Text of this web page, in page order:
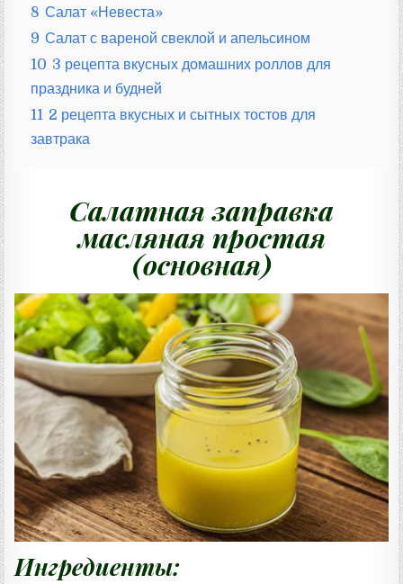
8 Салат «Невеста»
9 Салат с вареной свеклой и апельсином
10 3 рецепта вкусных домашних роллов для
праздника и будней
11 2 рецепта вкусных и сытных тостов для
завтрака
Салатная заправка
масляная простая
(основная)
Ингредиенты: